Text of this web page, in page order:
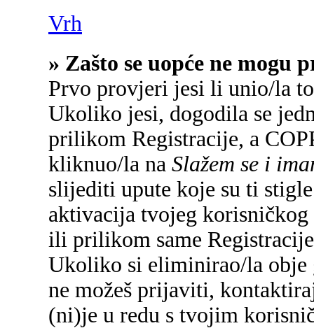
Vrh
» Zašto se uopće ne mogu
Prvo provjeri jesi li unio/la
Ukoliko jesi, dogodila se
prilikom Registracije, a
kliknuo/la na Slažem se i
slijediti upute koje su ti
aktivacija tvojeg
ili prilikom same
Ukoliko si eliminirao/la obje
ne možeš prijaviti,
(ni)je u redu s tvojim